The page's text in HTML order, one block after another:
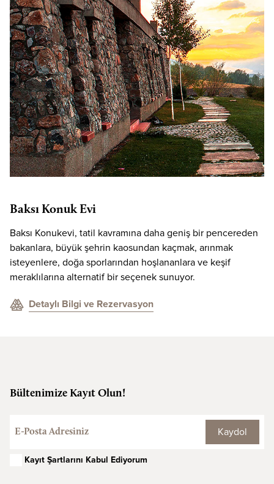
Baksı Konuk Evi
Baksı Konukevi, tatil kavramına daha geniş bir pencereden
bakanlara, büyük şehrin kaosundan kaçmak, arınmak
isteyenlere, doğa sporlarından hoşlananlara ve keşif
meraklılarına alternatif bir seçenek sunuyor.
Detaylı Bilgi ve Rezervasyon
Bültenimize Kayıt Olun!
Kaydol
Kayıt Şartlarını Kabul Ediyorum